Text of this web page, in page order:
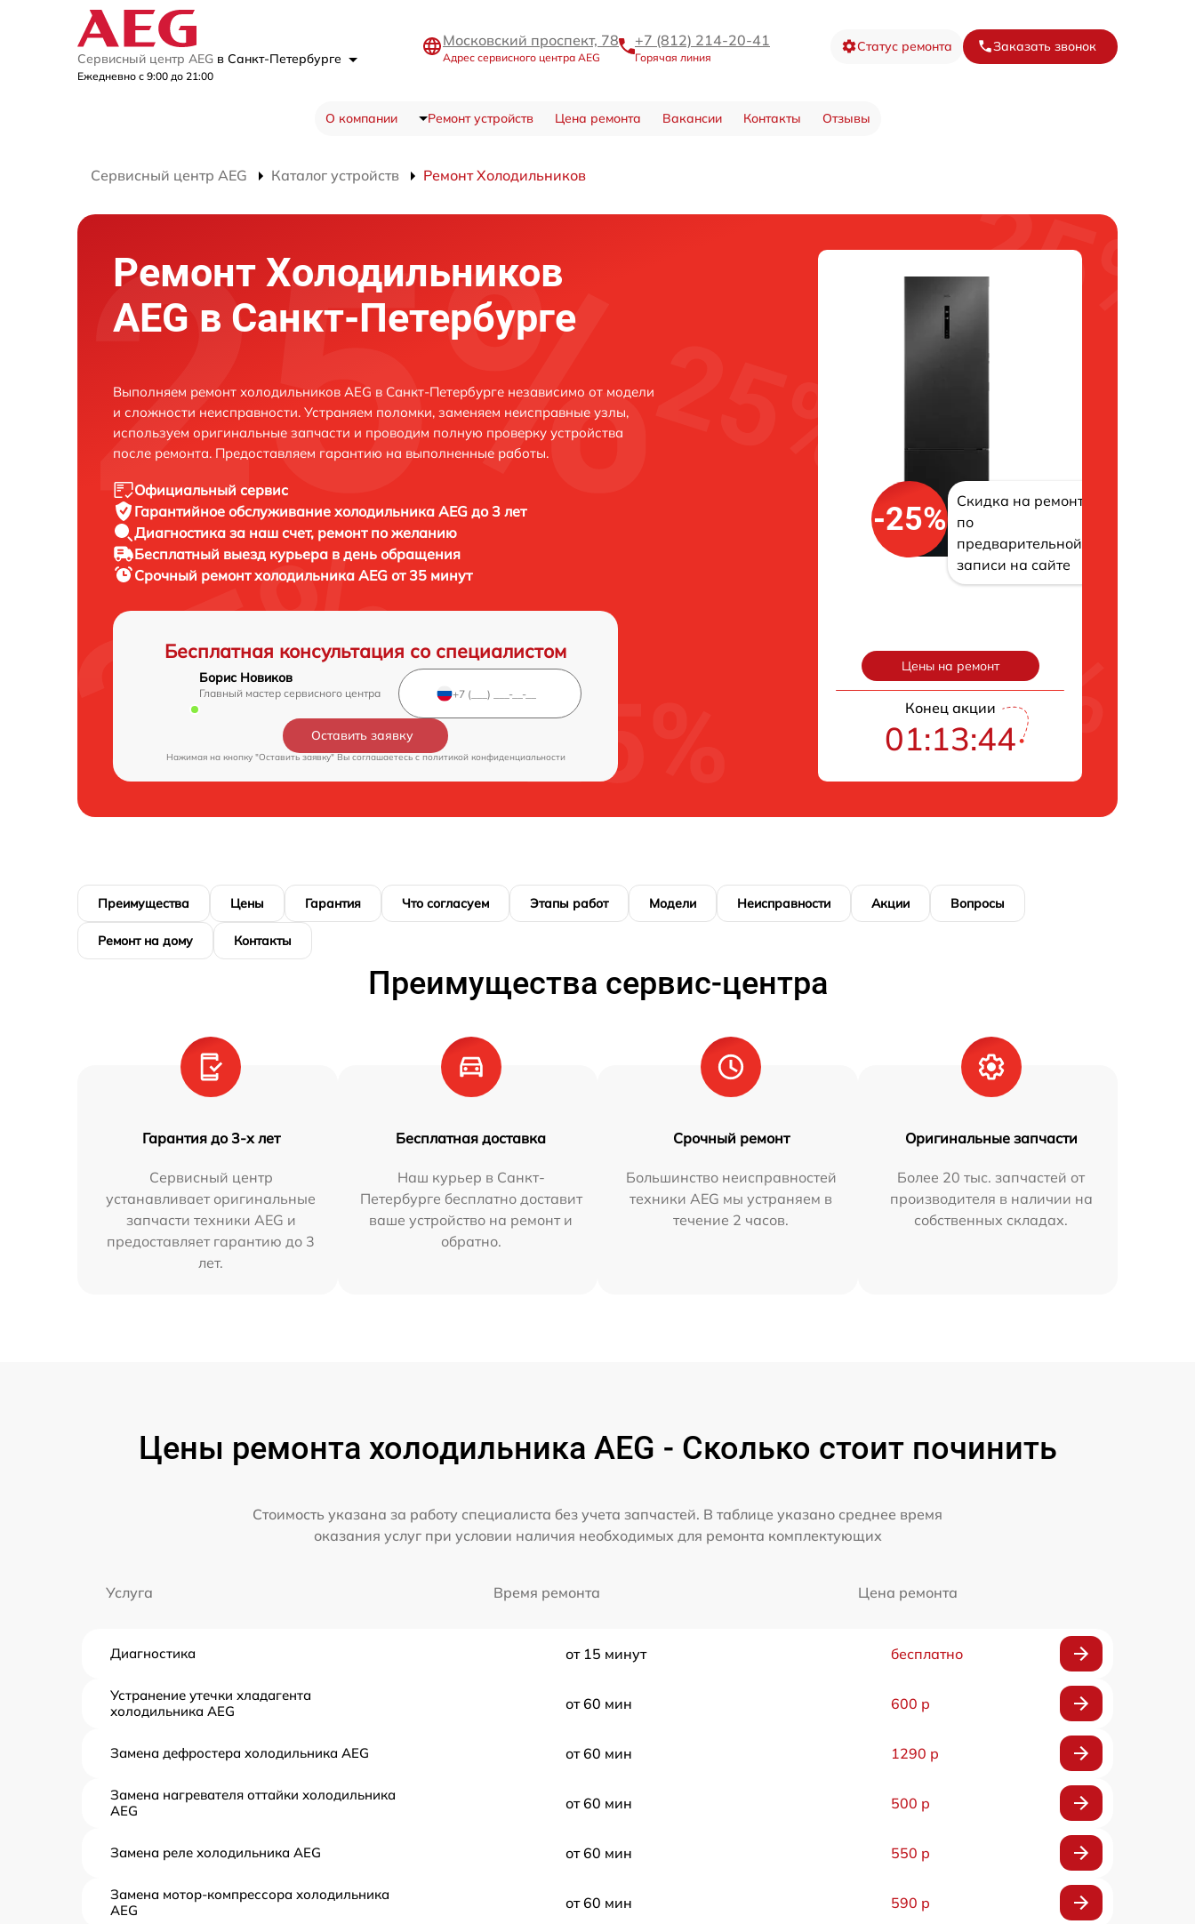
Сервисный центр AEG в Санкт-Петербурге
Ежедневно с 9:00 до 21:00
Московский проспект, 78
Адрес сервисного центра AEG
+7 (812) 214-20-41
Горячая линия
Статус ремонта Заказать звонок
О компании Ремонт устройств Цена ремонта Вакансии Контакты Отзывы
Сервисный центр AEG Каталог устройств Ремонт Холодильников
Ремонт Холодильников
AEG в Санкт-Петербурге
Выполняем ремонт холодильников AEG в Санкт-Петербурге независимо от модели
и сложности неисправности. Устраняем поломки, заменяем неисправные узлы,
используем оригинальные запчасти и проводим полную проверку устройства
после ремонта. Предоставляем гарантию на выполненные работы.
Официальный сервис
Гарантийное обслуживание холодильника AEG до 3 лет
Диагностика за наш счет, ремонт по желанию
Бесплатный выезд курьера в день обращения
Срочный ремонтхолодильника AEG от 35 минут
Бесплатная консультация со специалистом
Борис Новиков
Главный мастер сервисного центра
Оставить заявку
Нажимая на кнопку "Оставить заявку" Вы соглашаетесь cполитикой конфиденциальности
-25%
Скидка на ремонт
по
предварительной
записи на сайте
Цены на ремонт
Конец акции
01:13:43
Преимущества Цены Гарантия Что согласуем Этапы работ Модели Неисправности Акции Вопросы
Ремонт на дому Контакты
Преимущества сервис-центра
Гарантия до 3-х лет
Сервисный центр
устанавливает оригинальные
запчасти техники AEG и
предоставляет гарантию до 3
лет.
Бесплатная доставка
Наш курьер в Санкт-
Петербурге бесплатно доставит
ваше устройство на ремонт и
обратно.
Срочный ремонт
Большинство неисправностей
техники AEG мы устраняем в
течение 2 часов.
Оригинальные запчасти
Более 20 тыс. запчастей от
производителя в наличии на
собственных складах.
Цены ремонта холодильника AEG - Сколько стоит починить
Стоимость указана за работу специалиста без учета запчастей. В таблице указано среднее время
оказания услуг при условии наличия необходимых для ремонта комплектующих
Услуга Время ремонта Цена ремонта
Диагностика от 15 минут бесплатно
Устранение утечки хладагента
холодильника AEG
от 60 мин 600 р
Замена дефростера холодильника AEG от 60 мин 1290 р
Замена нагревателя оттайки холодильника
AEG
от 60 мин 500 р
Замена реле холодильника AEG от 60 мин 550 р
Замена мотор-компрессора холодильника
AEG
от 60 мин 590 р